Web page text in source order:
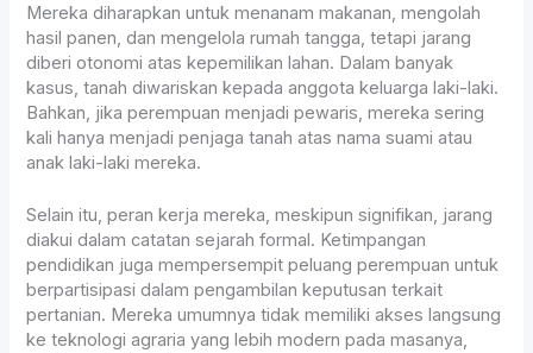
Mereka diharapkan untuk menanam makanan, mengolah
hasil panen, dan mengelola rumah tangga, tetapi jarang
diberi otonomi atas kepemilikan lahan. Dalam banyak
kasus, tanah diwariskan kepada anggota keluarga laki-laki.
Bahkan, jika perempuan menjadi pewaris, mereka sering
kali hanya menjadi penjaga tanah atas nama suami atau
anak laki-laki mereka.
Selain itu, peran kerja mereka, meskipun signifikan, jarang
diakui dalam catatan sejarah formal. Ketimpangan
pendidikan juga mempersempit peluang perempuan untuk
berpartisipasi dalam pengambilan keputusan terkait
pertanian. Mereka umumnya tidak memiliki akses langsung
ke teknologi agraria yang lebih modern pada masanya,